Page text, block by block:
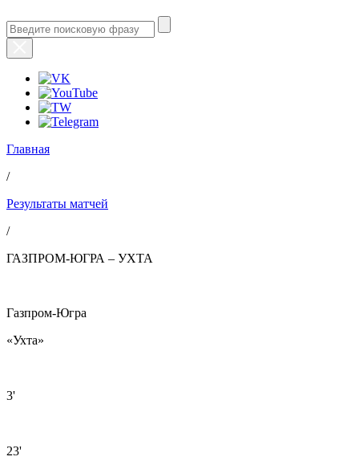
Главная
/
Результаты матчей
/
ГАЗПРОМ-ЮГРА – УХТА
Газпром-Югра
«Ухта»
3'
23'